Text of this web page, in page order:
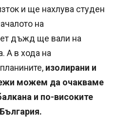
и ще нахлува студен
на
дъжд ще вали на
А в хода на
изолирани и
можем да очакваме
и по-високите